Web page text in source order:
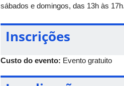
sábados e domingos, das 13h às
Inscrições
Custo do evento: Evento gratuito